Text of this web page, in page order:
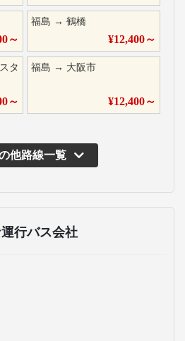
～
福島 →鶴橋
¥12,400～
タ
～
福島 → 大阪市
¥12,400～
他路線一覧
行バス会社